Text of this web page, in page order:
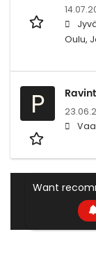
Oulu,
P
Want